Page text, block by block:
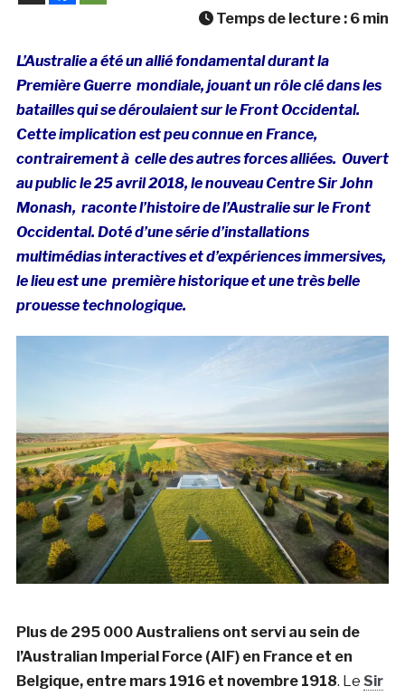
Temps de lecture : 6 min
L’Australie a été un allié fondamental durant la
Première Guerre mondiale, jouant un rôle clé dans les
batailles qui se déroulaient sur le Front Occidental.
Cette implication est peu connue en France,
contrairement à celle des autres forces alliées. Ouvert
au public le 25 avril 2018, le nouveau Centre Sir John
Monash, raconte l’histoire de l’Australie sur le Front
Occidental. Doté d’une série d’installations
multimédias interactives et d’expériences immersives,
le lieu est une première historique et une très belle
prouesse technologique.
Plus de 295 000 Australiens ont servi au sein de
l’Australian Imperial Force (AIF) en France et en
Belgique, entre mars 1916 et novembre 1918. Le Sir